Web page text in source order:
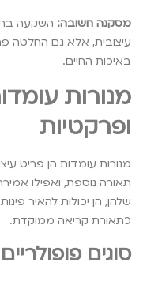
מסקנה חשובה:
עיצובית, אלא גם החלטה
באיכות החיים.
מנורות
ופרקטיות
מנורות עומדות הן פריט
תאורה נוספת, ואפילו
שלהן, הן יכולות להאיר
כתאורת קריאה ממוקדת.
סוגים